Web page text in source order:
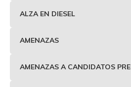
ALZA EN DIESEL
AMENAZAS
AMENAZAS A CANDIDATOS